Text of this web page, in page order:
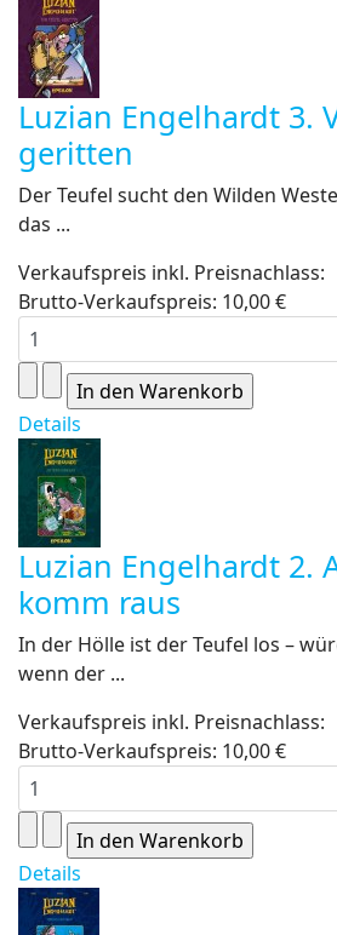
Luzian Engelhardt 3.
geritten
Der Teufel sucht den Wilden
das ...
Verkaufspreis inkl. Preisnachlass:
Brutto-Verkaufspreis: 10,00 €
Details
Luzian Engelhardt 2.
komm raus
In der Hölle ist der Teufel los –
wenn der ...
Verkaufspreis inkl. Preisnachlass:
Brutto-Verkaufspreis: 10,00 €
Details